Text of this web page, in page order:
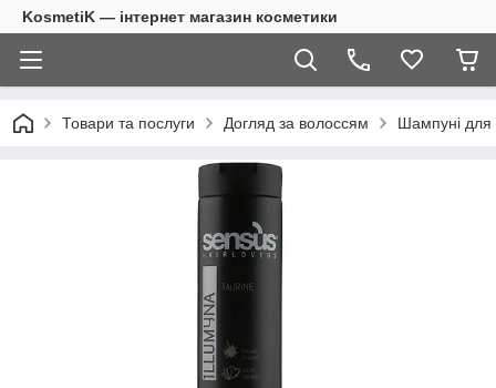
KosmetiK — інтернет магазин косметики
Товари та послуги Догляд за волоссям Шампуні для